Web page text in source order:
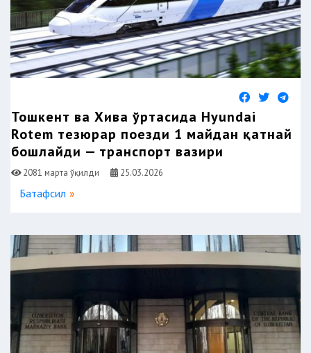
Тошкент ва Хива ўртасида Hyundai
Rotem тезюрар поезди 1 майдан қатнай
бошлайди — транспорт вазири
2081 марта ўқилди 25.03.2026
Батафсил